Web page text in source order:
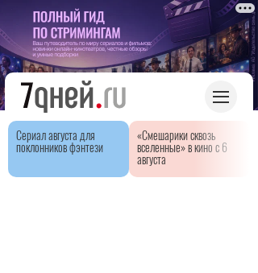
Сериал августа для
поклонников фэнтези
«Смешарики сквозь
вселенные» в кино с 6
августа